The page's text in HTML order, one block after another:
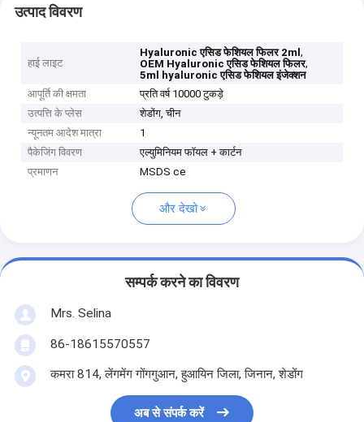
उत्पाद विवरण
हाई लाइट
Hyaluronic एसिड फेशियल फिलर 2ml,
OEM Hyaluronic एसिड फेशियल फिलर,
5ml hyaluronic एसिड फेशियल इंजेक्शन
आपूर्ति की क्षमता
प्रति वर्ष 10000 टुकड़े
उत्पत्ति के प्लेस
शेडोंग, चीन
न्यूनतम आदेश मात्रा
1
पैकेजिंग विवरण
एल्युमिनियम फॉयल + कार्टन
प्रमाणन
MSDS ce
और देखो
सम्पर्क करने का विवरण
Mrs. Selina
86-18615570557
कमरा 814, लेंगमेंग गोंगगुआन, हुआयिन जिला, जिनान, शेडोंग
अब से संपर्क करें